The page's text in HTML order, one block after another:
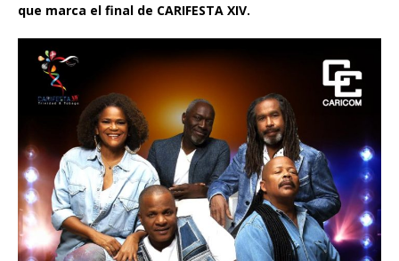
que marca el final de CARIFESTA XIV.